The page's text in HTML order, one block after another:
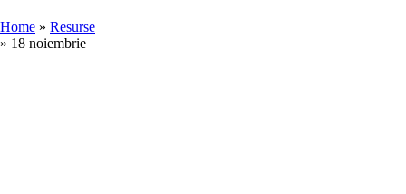
Home » Resurse
» 18 noiembrie